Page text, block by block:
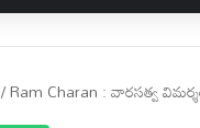
/Ram Charan : వారసత్వ